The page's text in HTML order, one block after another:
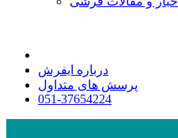
درباره ایفرش
پرسش های متداول
051-37654224